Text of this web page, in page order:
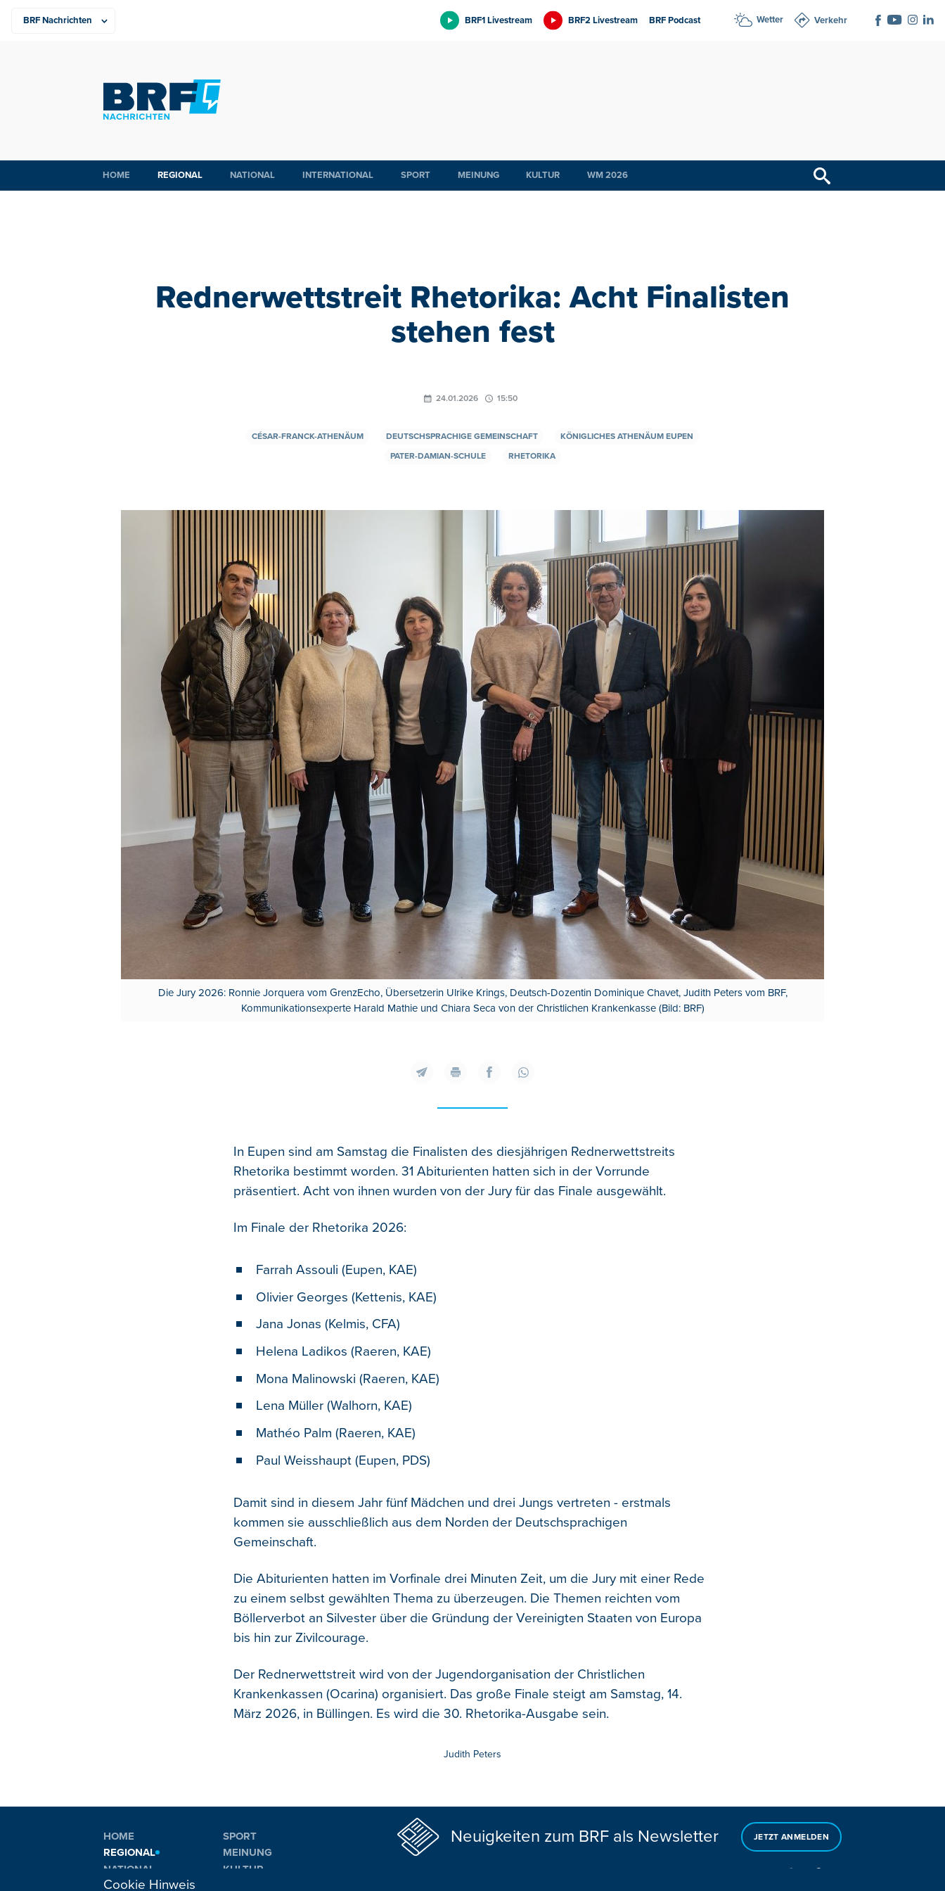
BRF1 Livestream BRF2 Livestream BRF Podcast Wetter Verkehr
HOME REGIONAL NATIONAL INTERNATIONAL SPORT MEINUNG KULTUR WM 2026
Rednerwettstreit Rhetorika: Acht Finalisten
stehen fest
24.01.2026 15:50
CÉSAR-FRANCK-ATHENÄUM DEUTSCHSPRACHIGE GEMEINSCHAFT
KÖNIGLICHES ATHENÄUM EUPEN
PATER-DAMIAN-SCHULE
RHETORIKA
Die Jury 2026: Ronnie Jorquera vom GrenzEcho, Übersetzerin Ulrike Krings, Deutsch-Dozentin Dominique Chavet, Judith Peters vom BRF,
Kommunikationsexperte Harald Mathie und Chiara Seca von der Christlichen Krankenkasse (Bild: BRF)
In Eupen sind am Samstag die Finalisten des diesjährigen Rednerwettstreits
Rhetorika bestimmt worden. 31 Abiturienten hatten sich in der Vorrunde
präsentiert. Acht von ihnen wurden von der Jury für das Finale ausgewählt.
Im Finale der Rhetorika 2026:
Farrah Assouli (Eupen, KAE)
Olivier Georges (Kettenis, KAE)
Jana Jonas (Kelmis, CFA)
Helena Ladikos (Raeren, KAE)
Mona Malinowski (Raeren, KAE)
Lena Müller (Walhorn, KAE)
Mathéo Palm (Raeren, KAE)
Paul Weisshaupt (Eupen, PDS)
Damit sind in diesem Jahr fünf Mädchen und drei Jungs vertreten - erstmals
kommen sie ausschließlich aus dem Norden der Deutschsprachigen
Gemeinschaft.
Die Abiturienten hatten im Vorfinale drei Minuten Zeit, um die Jury mit einer Rede
zu einem selbst gewählten Thema zu überzeugen. Die Themen reichten vom
Böllerverbot an Silvester über die Gründung der Vereinigten Staaten von Europa
bis hin zur Zivilcourage.
Der Rednerwettstreit wird von der Jugendorganisation der Christlichen
Krankenkassen (Ocarina) organisiert. Das große Finale steigt am Samstag, 14.
März 2026, in Büllingen. Es wird die 30. Rhetorika-Ausgabe sein.
Judith Peters
HOME
REGIONAL
NATIONAL
INTERNATIONAL
SPORT
MEINUNG
KULTUR
Neuigkeiten zum BRF als Newsletter JETZT ANMELDEN
Cookie Hinweis